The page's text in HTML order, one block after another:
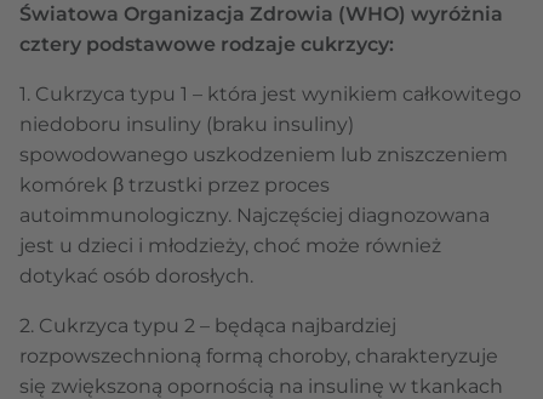
Światowa Organizacja Zdrowia (WHO) wyróżnia
cztery podstawowe rodzaje cukrzycy:
1. Cukrzyca typu 1 – która jest wynikiem całkowitego
niedoboru insuliny (braku insuliny)
spowodowanego uszkodzeniem lub zniszczeniem
komórek β trzustki przez proces
autoimmunologiczny. Najczęściej diagnozowana
jest u dzieci i młodzieży, choć może również
dotykać osób dorosłych.
2. Cukrzyca typu 2 – będąca najbardziej
rozpowszechnioną formą choroby, charakteryzuje
się zwiększoną opornością na insulinę w tkankach